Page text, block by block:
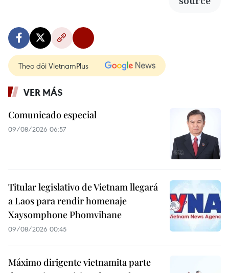
Theo dõi VietnamPlus
VER MÁS
Comunicado especial
09/08/2026 06:57
Titular legislativo de Vietnam llegará
a Laos para rendir homenaje
Xaysomphone Phomvihane
09/08/2026 00:45
Máximo dirigente vietnamita parte